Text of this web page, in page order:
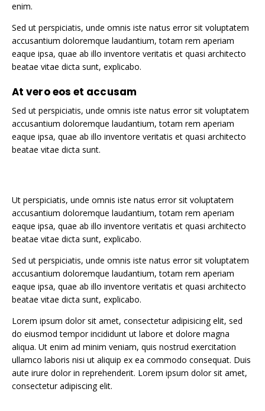
enim.
Sed ut perspiciatis, unde omnis iste natus error sit voluptatem
accusantium doloremque laudantium, totam rem aperiam
eaque ipsa, quae ab illo inventore veritatis et quasi architecto
beatae vitae dicta sunt, explicabo.
At vero eos et accusam
Sed ut perspiciatis, unde omnis iste natus error sit voluptatem
accusantium doloremque laudantium, totam rem aperiam
eaque ipsa, quae ab illo inventore veritatis et quasi architecto
beatae vitae dicta sunt.
Ut perspiciatis, unde omnis iste natus error sit voluptatem
accusantium doloremque laudantium, totam rem aperiam
eaque ipsa, quae ab illo inventore veritatis et quasi architecto
beatae vitae dicta sunt, explicabo.
Sed ut perspiciatis, unde omnis iste natus error sit voluptatem
accusantium doloremque laudantium, totam rem aperiam
eaque ipsa, quae ab illo inventore veritatis et quasi architecto
beatae vitae dicta sunt, explicabo.
Lorem ipsum dolor sit amet, consectetur adipisicing elit, sed
do eiusmod tempor incididunt ut labore et dolore magna
aliqua. Ut enim ad minim veniam, quis nostrud exercitation
ullamco laboris nisi ut aliquip ex ea commodo consequat. Duis
aute irure dolor in reprehenderit. Lorem ipsum dolor sit amet,
consectetur adipiscing elit.